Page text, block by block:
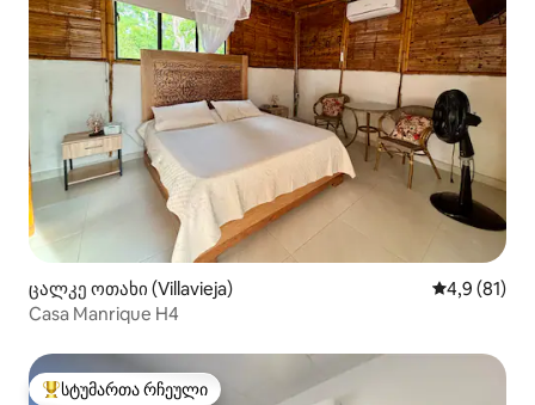
ცალკე ოთახი (Villavieja) საშუალო
4,9 (81)
Casa Manrique H4
სტუმართა რჩეული მოწინავე ვარიანტი
სტუმართა რჩეული